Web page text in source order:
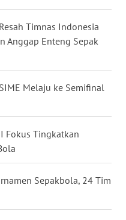
Timnas Indonesia
Anggap Enteng Sepak
Melaju ke Semifinal
Fokus Tingkatkan
Sepakbola, 24 Tim